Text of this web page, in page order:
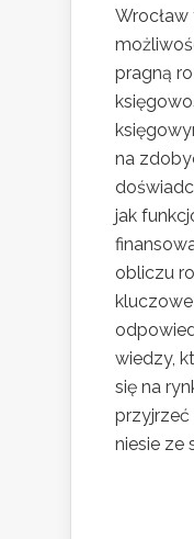
pragną
na
jak
obliczu
wiedzy,
się na
przyjrzeć
niesie ze